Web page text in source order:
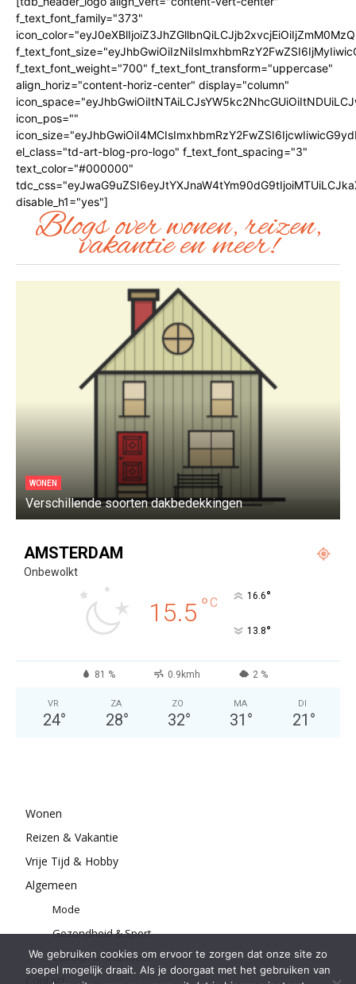
f_text_font_family="373"
f_text_font_weight="700" f_text_font_transform="uppercase"
align_horiz="content-horiz-center" display="column"
icon_pos=""
el_class="td-art-blog-pro-logo" f_text_font_spacing="3"
text_color="#000000"
disable_h1="yes"]
Blogs over wonen, reizen,
vakantie en meer!
WONEN
Verschillende soorten dakbedekkingen
AMSTERDAM
Onbewolkt
15.5 °C 16.6°
13.8°
81 % 0.9kmh 2 %
VR
24°
ZA
28°
ZO
32°
MA
31 °
DI
21 °
Wonen
Reizen & Vakantie
Vrije Tijd & Hobby
Algemeen
Mode
Gezondheid & Sport
Zakelijk & Financieel
Contact
We gebruiken cookies om ervoor te zorgen dat onze site zo
soepel mogelijk draait. Als je doorgaat met het gebruiken van